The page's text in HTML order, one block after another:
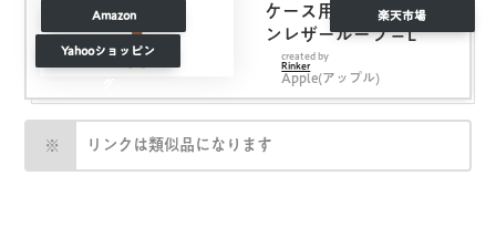
ケース用サドルブラウ
ンレザーループ – L
created by
Rinker
Apple(アップル)
Amazon 楽天市場
Yahooショッピン
リンクは類似品になります